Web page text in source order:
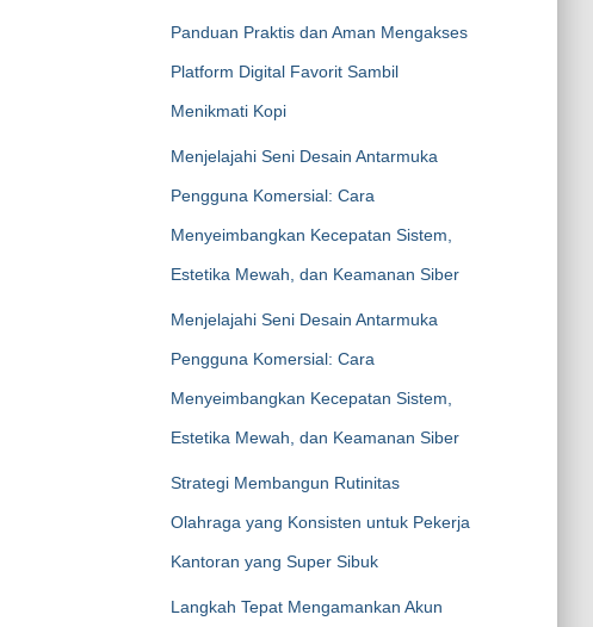
Panduan Praktis dan Aman Mengakses
Platform Digital Favorit Sambil
Menikmati Kopi
Menjelajahi Seni Desain Antarmuka
Pengguna Komersial: Cara
Menyeimbangkan Kecepatan Sistem,
Estetika Mewah, dan Keamanan Siber
Menjelajahi Seni Desain Antarmuka
Pengguna Komersial: Cara
Menyeimbangkan Kecepatan Sistem,
Estetika Mewah, dan Keamanan Siber
Strategi Membangun Rutinitas
Olahraga yang Konsisten untuk Pekerja
Kantoran yang Super Sibuk
Langkah Tepat Mengamankan Akun